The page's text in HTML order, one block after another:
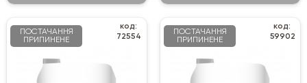
ПОСТАЧАННЯ
ПРИПИНЕНЕ
код:
72554
ПОСТАЧАННЯ
ПРИПИНЕНЕ
код:
59902